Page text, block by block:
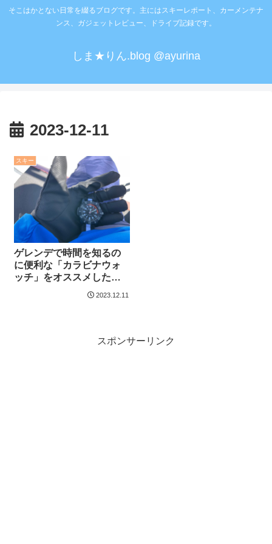
そこはかとない日常を綴るブログです。主にはスキーレポート、カーメンテナ
ンス、ガジェットレビュー、ドライブ記録です。
しま★りん.blog @ayurina
2023-12-11
スキー
ゲレンデで時間を知るの
に便利な「カラビナウォ
ッチ」をオススメしたい
2023.12.11
スポンサーリンク